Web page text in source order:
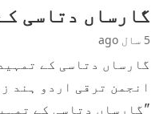
گارساں دتاسی
5 سال ago
گارساں دتاسی کے
انجمن ترقی اردو ہند
"گارساں دتاسی کے